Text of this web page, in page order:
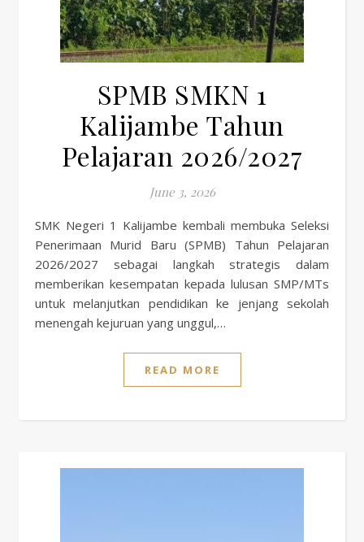
SPMB SMKN 1
Kalijambe Tahun
Pelajaran 2026/2027
June 3, 2026
SMK Negeri 1 Kalijambe kembali membuka Seleksi
Penerimaan Murid Baru (SPMB) Tahun Pelajaran
2026/2027 sebagai langkah strategis dalam
memberikan kesempatan kepada lulusan SMP/MTs
untuk melanjutkan pendidikan ke jenjang sekolah
menengah kejuruan yang unggul,…
READ MORE